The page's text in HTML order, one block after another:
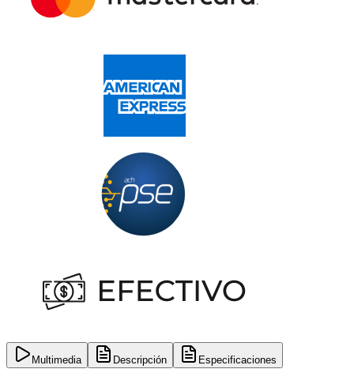
Multimedia Descripción Especificaciones